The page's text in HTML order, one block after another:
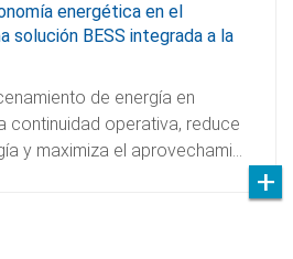
energética en el
solución BESS integrada a la
de energía en
continuidad operativa, reduce
y maximiza el aprovechami…